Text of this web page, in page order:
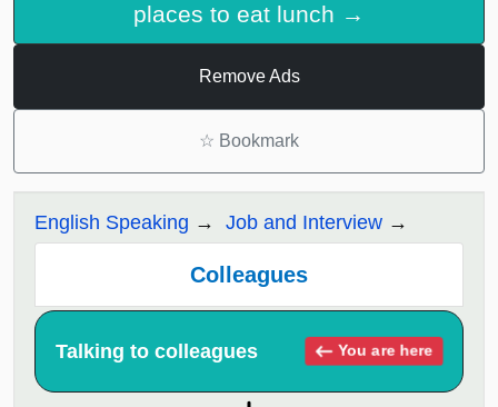
places to eat lunch →
Remove Ads
☆ Bookmark
English Speaking Job and Interview
Colleagues
Talking to colleagues You are here